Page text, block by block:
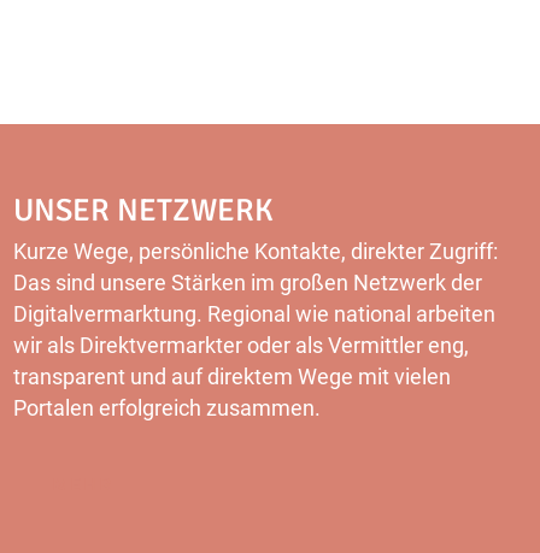
UNSER NETZWERK
Kurze Wege, persönliche Kontakte, direkter Zugriff:
Das sind unsere Stärken im großen Netzwerk der
Digitalvermarktung. Regional wie national arbeiten
wir als Direktvermarkter oder als Vermittler eng,
transparent und auf direktem Wege mit vielen
Portalen erfolgreich zusammen.